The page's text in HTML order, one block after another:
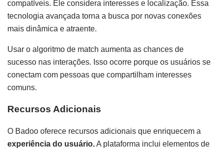
compatíveis. Ele considera interesses e localização. Essa
tecnologia avançada torna a busca por novas conexões
mais dinâmica e atraente.
Usar o algoritmo de match aumenta as chances de
sucesso nas interações. Isso ocorre porque os usuários se
conectam com pessoas que compartilham interesses
comuns.
Recursos Adicionais
O Badoo oferece recursos adicionais que enriquecem a
experiência do usuário.A plataforma inclui elementos de